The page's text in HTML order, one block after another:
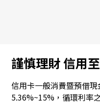
謹慎理財 信用
信用卡一般消費暨預借
5.36%~15%，循環利率